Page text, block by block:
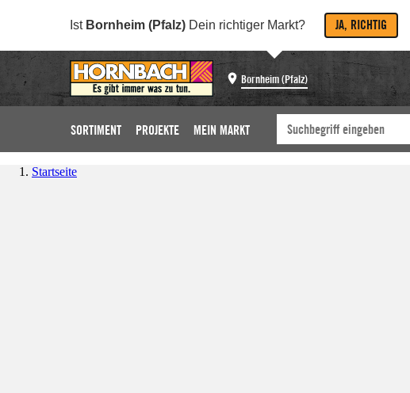
Ist Bornheim (Pfalz) Dein richtiger Markt? JA, RICHTIG
Bornheim (Pfalz)
SORTIMENT PROJEKTE MEIN MARKT
Startseite